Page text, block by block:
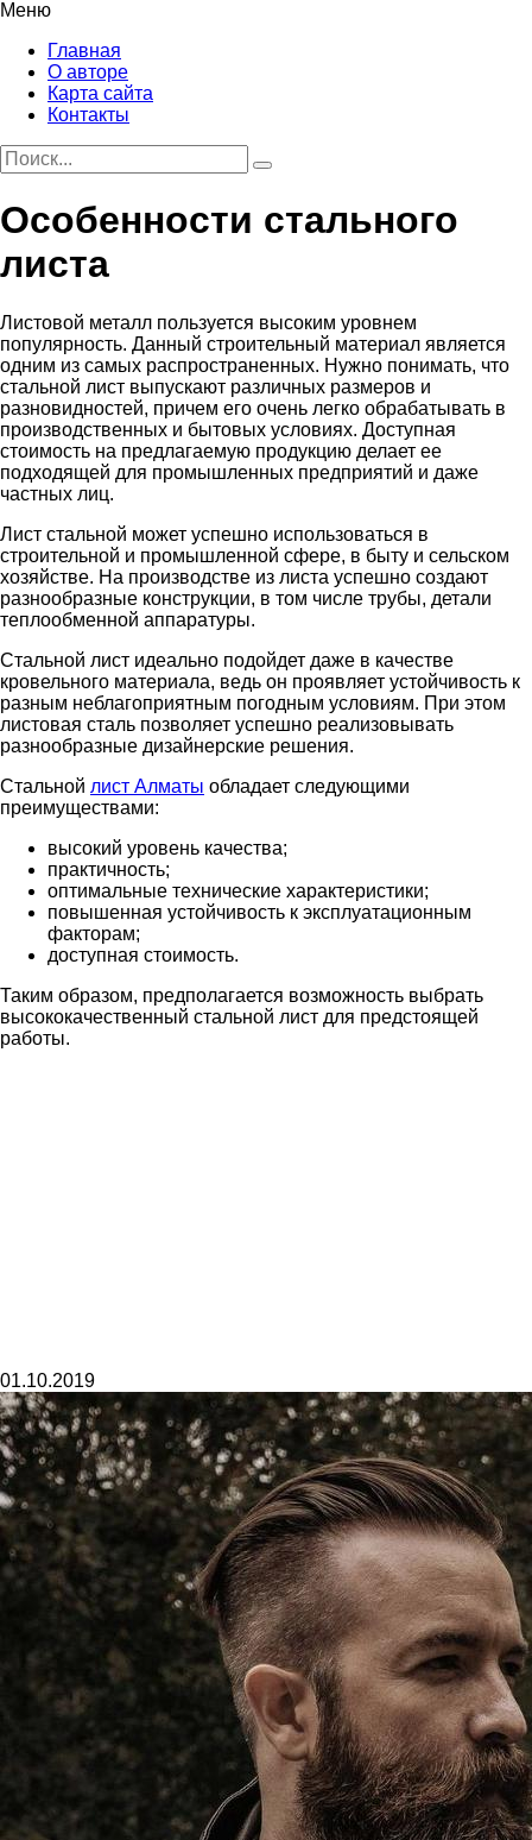
Меню
Главная
О авторе
Карта сайта
Контакты
Особенности стального
листа
Листовой металл пользуется высоким уровнем
популярность. Данный строительный материал является
одним из самых распространенных. Нужно понимать, что
стальной лист выпускают различных размеров и
разновидностей, причем его очень легко обрабатывать в
производственных и бытовых условиях. Доступная
стоимость на предлагаемую продукцию делает ее
подходящей для промышленных предприятий и даже
частных лиц.
Лист стальной может успешно использоваться в
строительной и промышленной сфере, в быту и сельском
хозяйстве. На производстве из листа успешно создают
разнообразные конструкции, в том числе трубы, детали
теплообменной аппаратуры.
Стальной лист идеально подойдет даже в качестве
кровельного материала, ведь он проявляет устойчивость к
разным неблагоприятным погодным условиям. При этом
листовая сталь позволяет успешно реализовывать
разнообразные дизайнерские решения.
Стальной лист Алматы обладает следующими
преимуществами:
высокий уровень качества;
практичность;
оптимальные технические характеристики;
повышенная устойчивость к эксплуатационным
факторам;
доступная стоимость.
Таким образом, предполагается возможность выбрать
высококачественный стальной лист для предстоящей
работы.
01.10.2019